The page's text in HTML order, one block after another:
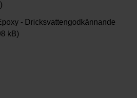
- Dricksvattengodkännande
kB)